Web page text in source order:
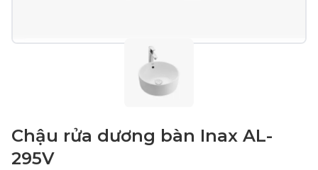
Chậu rửa dương bàn Inax AL-
295V